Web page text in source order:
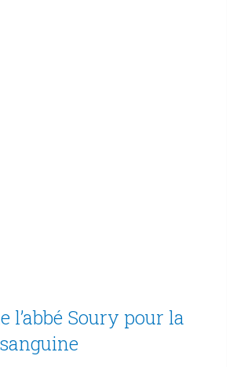
l’abbé Soury pour la